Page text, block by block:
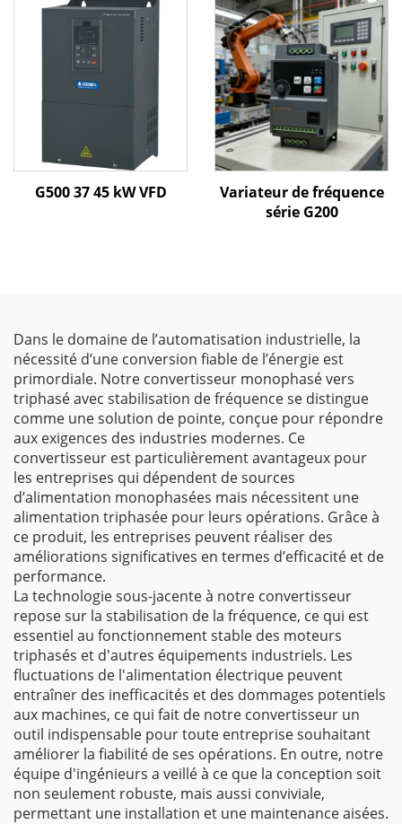
G500 37 45 kW VFD
Variateur de fréquence
série G200
Dans le domaine de l’automatisation industrielle, la
nécessité d’une conversion fiable de l’énergie est
primordiale. Notre convertisseur monophasé vers
triphasé avec stabilisation de fréquence se distingue
comme une solution de pointe, conçue pour répondre
aux exigences des industries modernes. Ce
convertisseur est particulièrement avantageux pour
les entreprises qui dépendent de sources
d’alimentation monophasées mais nécessitent une
alimentation triphasée pour leurs opérations. Grâce à
ce produit, les entreprises peuvent réaliser des
améliorations significatives en termes d’efficacité et de
performance.
La technologie sous-jacente à notre convertisseur
repose sur la stabilisation de la fréquence, ce qui est
essentiel au fonctionnement stable des moteurs
triphasés et d'autres équipements industriels. Les
fluctuations de l'alimentation électrique peuvent
entraîner des inefficacités et des dommages potentiels
aux machines, ce qui fait de notre convertisseur un
outil indispensable pour toute entreprise souhaitant
améliorer la fiabilité de ses opérations. En outre, notre
équipe d'ingénieurs a veillé à ce que la conception soit
non seulement robuste, mais aussi conviviale,
permettant une installation et une maintenance aisées.